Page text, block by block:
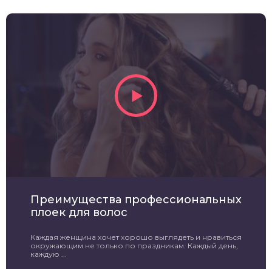
Преимущества профессиональных
плоек для волос
Каждая женщина хочет хорошо выглядеть и нравиться
окружающим не только по праздникам. Каждый день,
каждую ...